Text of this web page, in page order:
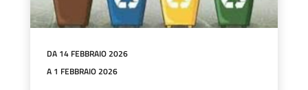
DA 14 FEBBRAIO 2026
A 1 FEBBRAIO 2026